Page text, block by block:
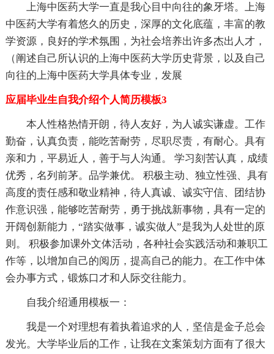
上海中医药大学一直是我心目中向往的象牙塔。上海
中医药大学有着悠久的历史，深厚的文化底蕴，丰富的教
学资源，良好的学术氛围，为社会培养出许多杰出人才，
（阐述自己所认识的上海中医药大学历史背景，以及自己
向往的上海中医药大学具体专业，发展
应届毕业生自我介绍个人简历模板3
本人性格热情开朗，待人友好，为人诚实谦虚。工作
勤奋，认真负责，能吃苦耐劳，尽职尽责，有耐心。具有
亲和力，平易近人，善于与人沟通。 学习刻苦认真，成绩
优秀，名列前茅。品学兼优。 积极主动、独立性强、具有
高度的责任感和敬业精神，待人真诚、诚实守信、团结协
作意识强，能够吃苦耐劳，勇于挑战新事物，具有一定的
开阔创新能力，“踏实做事，诚实做人”是我为人处世的原
则。 积极参加课外文体活动，各种社会实践活动和兼职工
作等，以增加自己的阅历，提高自己的能力。在工作中体
会办事方式，锻炼口才和人际交往能力。
自我介绍通用模板一：
我是一个对理想有着执着追求的人，坚信是金子总会
发光。大学毕业后的工作，让我在文案策划方面有了很大